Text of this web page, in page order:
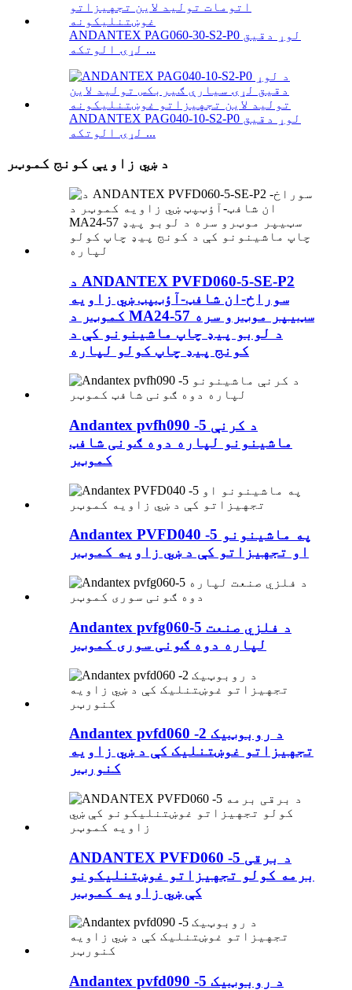
ANDANTEX PAG060-30-S2-P0 لوړ دقیق
لړۍ الوتکه ...
ANDANTEX PAG040-10-S2-P0 لوړ دقیق
لړۍ الوتکه ...
د ښي زاویې کونج کموټر
د ANDANTEX PVFD060-5-SE-P2
سوراخ-ان شافټ-آؤټپټ ښي زاویه
کموټر د MA24-57 سټیپر موټرو سره
د لوبو پیډ چاپ ماشینونو کې د
کونج پیډ چاپ کولو لپاره
Andantex pvfh090 -5 د کرنې
ماشینونو لپاره دوه ګونی شافټ
کموټر
Andantex PVFD040 -5 په ماشینونو
او تجهیزاتو کې د ښي زاویه کموټر
Andantex pvfg060-5 د فلزي صنعت
لپاره دوه ګونی سوری کموټر
Andantex pvfd060 -2 د روبوټیک
تجهیزاتو غوښتنلیک کې د ښي زاویه
کنورټر
ANDANTEX PVFD060 -5 د برقی
برمه کولو تجهیزاتو غوښتنلیکونو
کې ښي زاویه کموټر
Andantex pvfd090 -5 د روبوټیک